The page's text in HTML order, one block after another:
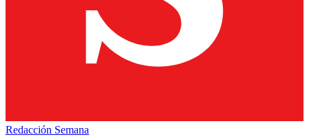
Redacción Semana